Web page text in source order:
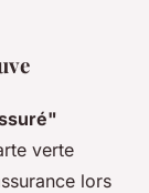
verte
lors